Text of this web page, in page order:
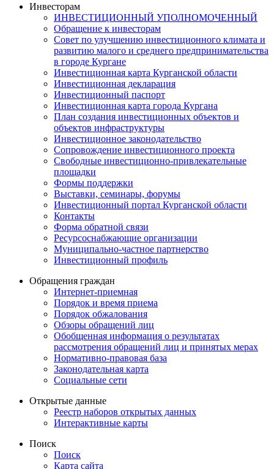
Инвесторам
ИНВЕСТИЦИОННЫЙ УПОЛНОМОЧЕННЫЙ
Обращение к инвесторам
Совет по улучшению инвестиционного климата и
развитию малого и среднего предпринимательства
в городе Кургане
Инвестиционная карта Курганской области
Инвестиционная декларация
Инвестиционный паспорт
Инвестиционная карта города Кургана
План создания инвестиционных объектов и
объектов инфраструктуры
Инвестиционное законодательство
Сопровождение инвестиционного проекта
Свободные инвестиционно-привлекательные
площадки
Формы поддержки
Выставки, семинары, форумы
Инвестиционный портал Курганской области
Контакты
Форма обратной связи
Ресурсоснабжающие организации
Муниципально-частное партнерство
Инвестиционный профиль
Обращения граждан
Интернет-приемная
Порядок и время приема
Порядок обжалования
Обзоры обращений лиц
Обобщенная информация о результатах
рассмотрения обращений лиц и принятых мерах
Нормативно-правовая база
Законодательная карта
Социальные сети
Открытые данные
Реестр наборов открытых данных
Интерактивные карты
Поиск
Поиск
Карта сайта